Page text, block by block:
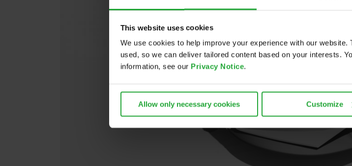
This website uses cookies
We use cookies to help improve your experience with our
used, so we can deliver tailored content based on your interests.
information, see our Privacy Notice.
Allow only necessary cookies Customize